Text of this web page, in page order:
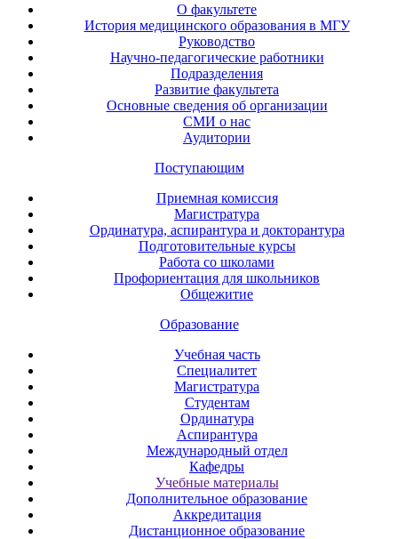
О факультете
История медицинского образования в МГУ
Руководство
Научно-педагогические работники
Подразделения
Развитие факультета
Основные сведения об организации
СМИ о нас
Аудитории
Поступающим
Приемная комиссия
Магистратура
Ординатура, аспирантура и докторантура
Подготовительные курсы
Работа со школами
Профориентация для школьников
Общежитие
Образование
Учебная часть
Специалитет
Магистратура
Студентам
Ординатура
Аспирантура
Международный отдел
Кафедры
Учебные материалы
Дополнительное образование
Аккредитация
Дистанционное образование